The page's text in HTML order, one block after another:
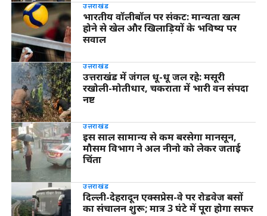
उत्तराखंड
भारतीय वॉलीबॉल पर संकट: मान्यता खत्म
होने से खेल और खिलाड़ियों के भविष्य पर
सवाल
उत्तराखंड
उत्तराखंड में जंगल धू-धू जल रहे: मसूरी
रखोली-मोतीधार, चकराता में भारी वन संपदा
नष्ट
उत्तराखंड
इस साल सामान्य से कम बरसेगा मानसून,
मौसम विभाग ने अल नीनो को लेकर जताई
चिंता
उत्तराखंड
दिल्ली-देहरादून एक्सप्रेस-वे पर रोडवेज बसों
का संचालन शुरू; मात्र 3 घंटे में पूरा होगा सफर